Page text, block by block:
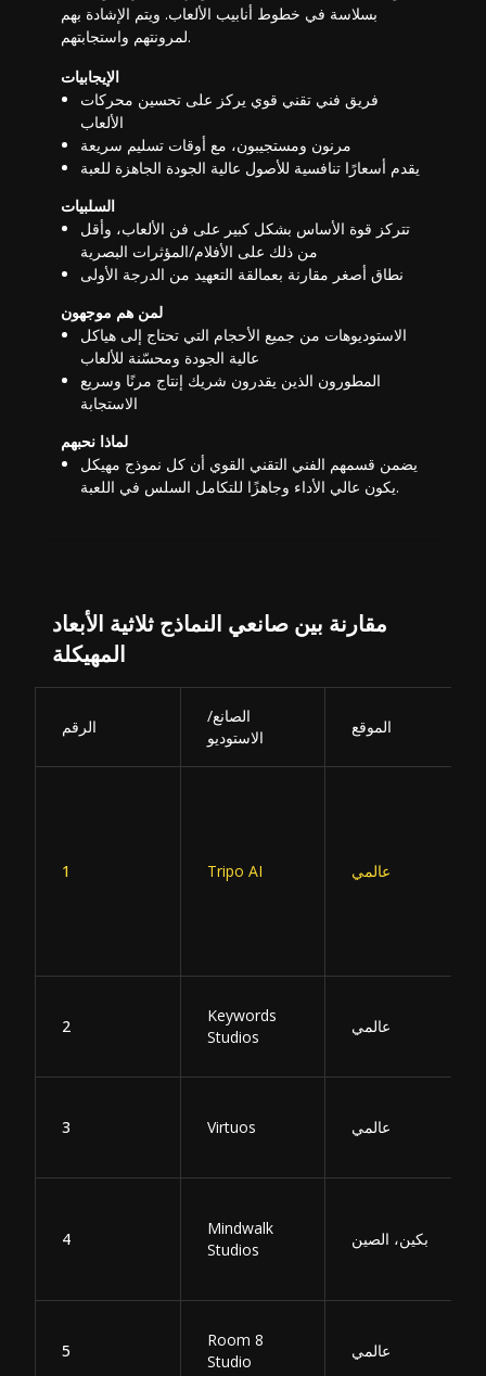
بسلاسة في خطوط أنابيب الألعاب. ويتم الإشادة بهم
لمرونتهم واستجابتهم.
الإيجابيات
فريق فني تقني قوي يركز على تحسين محركات
الألعاب
مرنون ومستجيبون، مع أوقات تسليم سريعة
يقدم أسعارًا تنافسية للأصول عالية الجودة الجاهزة للعبة
السلبيات
تتركز قوة الأساس بشكل كبير على فن الألعاب، وأقل
من ذلك على الأفلام/المؤثرات البصرية
نطاق أصغر مقارنة بعمالقة التعهيد من الدرجة الأولى
لمن هم موجهون
الاستوديوهات من جميع الأحجام التي تحتاج إلى هياكل
عالية الجودة ومحسّنة للألعاب
المطورون الذين يقدرون شريك إنتاج مرنًا وسريع
الاستجابة
لماذا نحبهم
يضمن قسمهم الفني التقني القوي أن كل نموذج مهيكل
يكون عالي الأداء وجاهزًا للتكامل السلس في اللعبة.
مقارنة بين صانعي النماذج ثلاثية الأبعاد
المهيكلة
الرقم
الصانع/
الاستوديو
الموقع
1 Tripo AI عالمي
2
Keywords
Studios
عالمي
3 Virtuos عالمي
4
Mindwalk
Studios
بكين، الصين
5
Room 8
Studio
عالمي